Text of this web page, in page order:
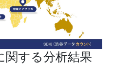
関する分析結果